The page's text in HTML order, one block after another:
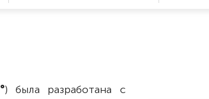
°) была разработана с